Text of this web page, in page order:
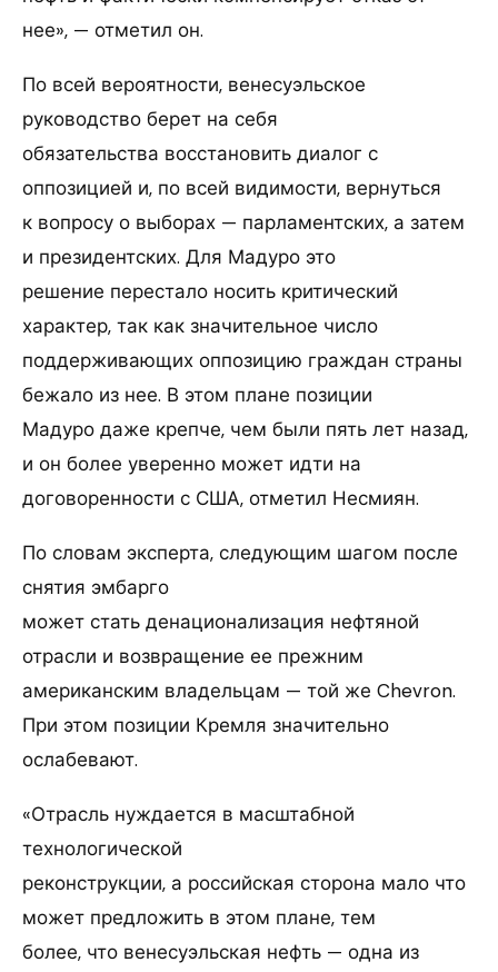
нее», — отметил он.
По всей вероятности, венесуэльское
руководство берет на себя
обязательства восстановить диалог с
оппозицией и, по всей видимости, вернуться
к вопросу о выборах — парламентских, а затем
и президентских. Для Мадуро это
решение перестало носить критический
характер, так как значительное число
поддерживающих оппозицию граждан страны
бежало из нее. В этом плане позиции
Мадуро даже крепче, чем были пять лет назад,
и он более уверенно может идти на
договоренности с США, отметил Несмиян.
По словам эксперта, следующим шагом после
снятия эмбарго
может стать денационализация нефтяной
отрасли и возвращение ее прежним
американским владельцам — той же Chevron.
При этом позиции Кремля значительно
ослабевают.
«Отрасль нуждается в масштабной
технологической
реконструкции, а российская сторона мало что
может предложить в этом плане, тем
более, что венесуэльская нефть — одна из